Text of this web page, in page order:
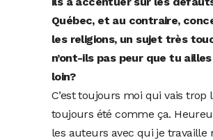
Québec, et au contraire,
les religions, un sujet très
n’ont-ils pas peur que tu
loin?
C’est toujours moi qui vais trop
toujours été comme ça.
les auteurs avec qui je travaille